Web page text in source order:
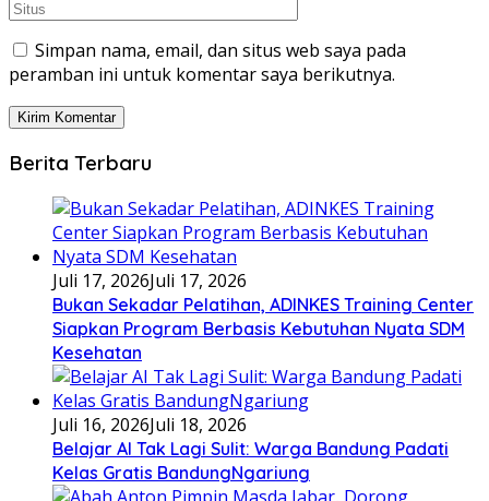
Simpan nama, email, dan situs web saya pada
peramban ini untuk komentar saya berikutnya.
Berita Terbaru
Juli 17, 2026Juli 17, 2026
Bukan Sekadar Pelatihan, ADINKES Training Center
Siapkan Program Berbasis Kebutuhan Nyata SDM
Kesehatan
Juli 16, 2026Juli 18, 2026
Belajar AI Tak Lagi Sulit: Warga Bandung Padati
Kelas Gratis BandungNgariung